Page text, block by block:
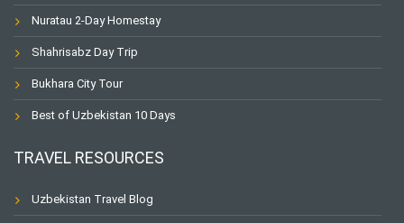
Nuratau 2-Day Homestay
Shahrisabz Day Trip
Bukhara City Tour
Best of Uzbekistan 10 Days
TRAVEL RESOURCES
Uzbekistan Travel Blog